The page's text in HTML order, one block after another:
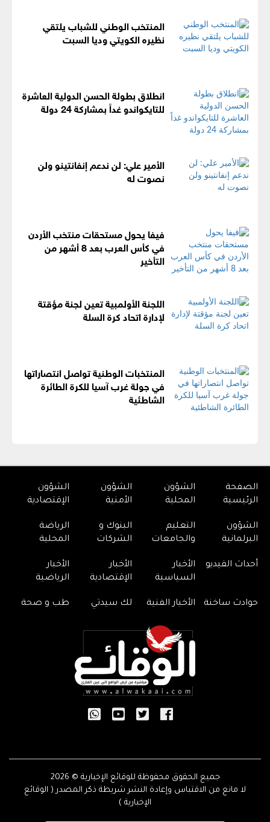
المنتخب الوطني للشباب يلتقي
نظيره الكويتي وديا السبت
انطلاق بطولة الحسن الدولية العاشرة
للتايكواندو غداً بمشاركة 24 دولة
الأمير علي: لن ندعم إنفانتينو ولن
نصوت له
فيفا يحول مستحقات منتخب الأردن
في كأس العرب بعد 8 أشهر من
التأخير
اللجنة الأولمبية تعين لجنة مؤقتة
لإدارة اتحاد كرة السلة
المنتخبات الوطنية تواصل انتصاراتها
في جولة غرب آسيا للكرة الطائرة
الشاطئية
الصفحة
الرئيسية
الشؤون
المحلية
الشؤون
الأمنية
الشؤون
الإقتصادية
الشؤون
البرلمانية
التعليم
والجامعات
البنوك و
الشركات
الرياضة
المحلية
أحداث الفيديو
الأخبار
السياسية
الأخبار
الإقتصادية
الأخبار
الرياضية
حوادث ساخنة الأخبار الفنية لك سيدتي طب و صحة
جميع الحقوق محفوظة للوقائع الإخبارية © 2026
لا مانع من الاقتباس وإعادة النشر شريطة ذكر المصدر ( الوقائع
الإخبارية )